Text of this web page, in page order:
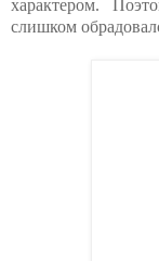
характером.
слишком